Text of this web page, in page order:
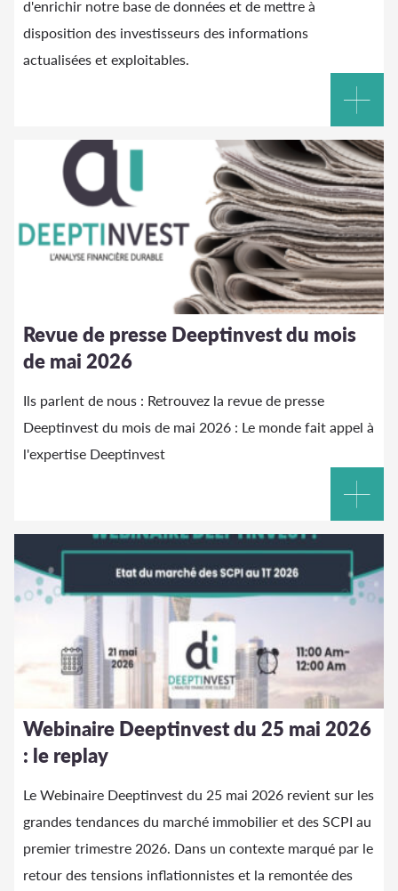
d'enrichir notre base de données et de mettre à
disposition des investisseurs des informations
actualisées et exploitables.
Revue de presse Deeptinvest du mois
de mai 2026
Ils parlent de nous : Retrouvez la revue de presse
Deeptinvest du mois de mai 2026 : Le monde fait appel à
l'expertise Deeptinvest
Webinaire Deeptinvest du 25 mai 2026
: le replay
Le Webinaire Deeptinvest du 25 mai 2026 revient sur les
grandes tendances du marché immobilier et des SCPI au
premier trimestre 2026. Dans un contexte marqué par le
retour des tensions inflationnistes et la remontée des